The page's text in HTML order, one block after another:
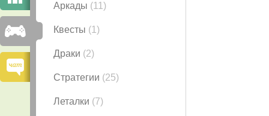
Аркады (11)
Квесты (1)
Драки (2)
Стратегии (25)
Леталки (7)